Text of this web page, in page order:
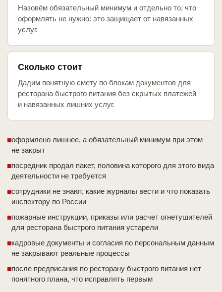
Назовём обязательный минимум и отдельно то, что
оформлять не нужно: это защищает от навязанных
услуг.
Сколько стоит
Дадим понятную смету по блокам документов для
ресторана быстрого питания без скрытых платежей
и навязанных лишних услуг.
оформлено лишнее, а обязательный минимум при этом
не закрыт
посредник продал пакет, половина которого для этого вида
деятельности не требуется
сотрудники не знают, какие журналы вести и что показать
инспектору по России
пожарные инструкции, приказы или расчет огнетушителей
для ресторана быстрого питания устарели
кадровые документы и согласия по персональным данным
не закрывают реальные процессы
после предписания по ресторану быстрого питания нет
понятного плана, что исправлять первым